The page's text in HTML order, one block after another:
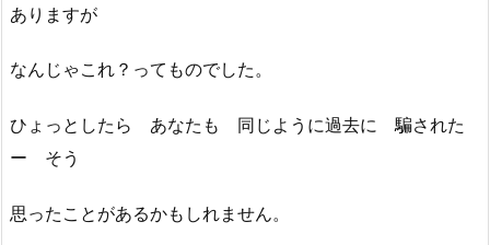
ありますが
なんじゃこれ？ってものでした。
ひょっとしたら あなたも 同じように過去に 騙された
ー そう
思ったことがあるかもしれません。